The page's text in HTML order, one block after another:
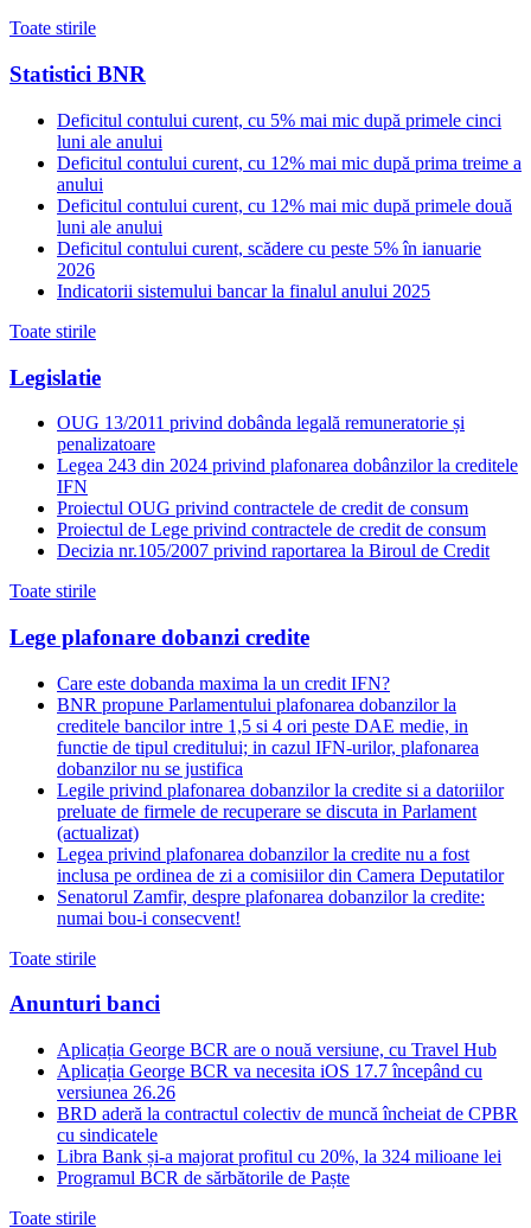
Toate stirile
Statistici BNR
Deficitul contului curent, cu 5% mai mic după primele cinci
luni ale anului
Deficitul contului curent, cu 12% mai mic după prima treime a
anului
Deficitul contului curent, cu 12% mai mic după primele două
luni ale anului
Deficitul contului curent, scădere cu peste 5% în ianuarie
2026
Indicatorii sistemului bancar la finalul anului 2025
Toate stirile
Legislatie
OUG 13/2011 privind dobânda legală remuneratorie și
penalizatoare
Legea 243 din 2024 privind plafonarea dobânzilor la creditele
IFN
Proiectul OUG privind contractele de credit de consum
Proiectul de Lege privind contractele de credit de consum
Decizia nr.105/2007 privind raportarea la Biroul de Credit
Toate stirile
Lege plafonare dobanzi credite
Care este dobanda maxima la un credit IFN?
BNR propune Parlamentului plafonarea dobanzilor la
creditele bancilor intre 1,5 si 4 ori peste DAE medie, in
functie de tipul creditului; in cazul IFN-urilor, plafonarea
dobanzilor nu se justifica
Legile privind plafonarea dobanzilor la credite si a datoriilor
preluate de firmele de recuperare se discuta in Parlament
(actualizat)
Legea privind plafonarea dobanzilor la credite nu a fost
inclusa pe ordinea de zi a comisiilor din Camera Deputatilor
Senatorul Zamfir, despre plafonarea dobanzilor la credite:
numai bou-i consecvent!
Toate stirile
Anunturi banci
Aplicația George BCR are o nouă versiune, cu Travel Hub
Aplicația George BCR va necesita iOS 17.7 începând cu
versiunea 26.26
BRD aderă la contractul colectiv de muncă încheiat de CPBR
cu sindicatele
Libra Bank și-a majorat profitul cu 20%, la 324 milioane lei
Programul BCR de sărbătorile de Paște
Toate stirile